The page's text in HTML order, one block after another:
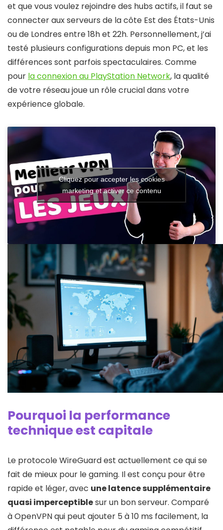
et que vous voulez rejoindre des hubs actifs, il faut se
connecter aux serveurs de la côte Est des États-Unis
ou de Londres entre 18h et 22h. Personnellement, j’ai
testé plusieurs configurations depuis mon PC, et les
différences sont parfois spectaculaires. Comme
pour la connexion au PlayStation Network, la qualité
de votre réseau joue un rôle crucial dans votre
expérience globale.
Cliquez pour accepter les cookies
marketing et activer ce contenu
Pourquoi la performance
technique est capitale
Le protocole WireGuard est actuellement ce qui se
fait de mieux pour le gaming. Il est conçu pour être
rapide et léger, avec une latence supplémentaire
quasi imperceptiblesur un bon serveur. Comparé
à OpenVPN qui peut ajouter 5 à 10 ms facilement, la